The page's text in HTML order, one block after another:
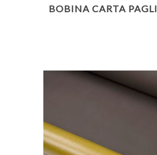
BOBINA CARTA